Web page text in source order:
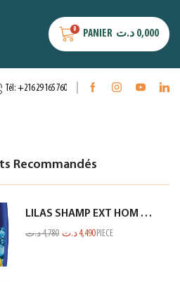
0 PANIER 0,000 د.ت
Tél: +216 29 165 760
Recommandés
LILAS SHAMP EXT HOM ANTI PEL CITRON BLEU 350ML
4,780د.ت 4,490 د.ت PIECE